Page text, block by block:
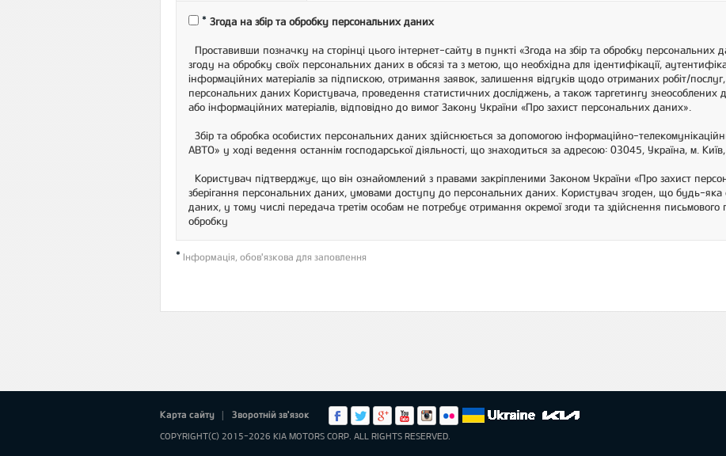
* Згода на збір та обробку персональних даних
Проставивши позначку на сторінці цього інтернет-сайту в пункті «Згода на збір та обробку
згоду на обробку своїх персональних даних в обсязі та з метою, що необхідна для ідентифікації,
інформаційних матеріалів за підпискою, отримання заявок, залишення відгуків щодо отриманих робіт/
персональних даних Користувача, проведення статистичних досліджень, а також таргетингу знеособлених
або інформаційних матеріалів, відповідно до вимог Закону України «Про захист персональних даних».
Збір та обробка особистих персональних даних здійснюється за допомогою інформаційно-
АВТО» у ході ведення останнім господарської діяльності, що знаходиться за адресою: 03045, Україна, м.
Користувач підтверджує, що він ознайомлений з правами закріпленими Законом України «Про захист
зберігання персональних даних, умовами доступу до персональних даних. Користувач згоден, що будь-яка
даних, у тому числі передача третім особам не потребує отримання окремої згоди та здійснення письмового
обробку
* Інформація, обов'язкова для заповлення
Карта сайту Зворотній зв'язок
COPYRIGHT(C) 2015-2026 KIA MOTORS CORP. ALL RIGHTS RESERVED.